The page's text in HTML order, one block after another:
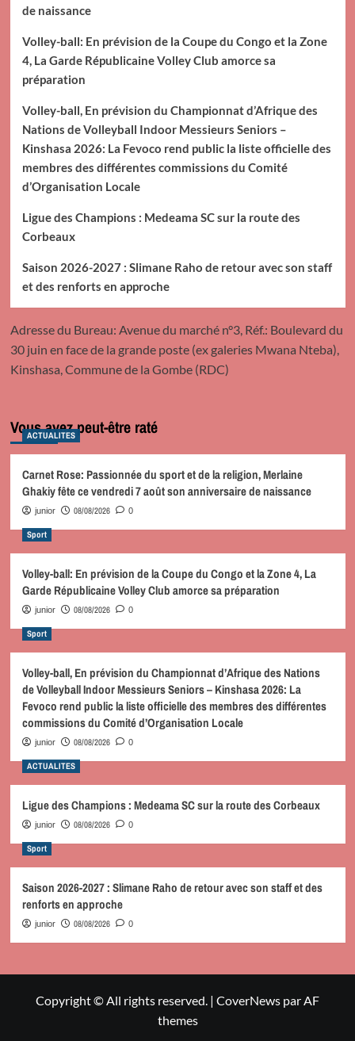
de naissance
Volley-ball: En prévision de la Coupe du Congo et la Zone
4, La Garde Républicaine Volley Club amorce sa
préparation
Volley-ball, En prévision du Championnat d’Afrique des
Nations de Volleyball Indoor Messieurs Seniors –
Kinshasa 2026: La Fevoco rend public la liste officielle des
membres des différentes commissions du Comité
d’Organisation Locale
Ligue des Champions : Medeama SC sur la route des
Corbeaux
Saison 2026-2027 : Slimane Raho de retour avec son staff
et des renforts en approche
Adresse du Bureau: Avenue du marché n°3, Réf.: Boulevard du
30 juin en face de la grande poste (ex galeries Mwana Nteba),
Kinshasa, Commune de la Gombe (RDC)
Vous avez peut-être raté
ACTUALITES
Carnet Rose: Passionnée du sport et de la religion, Merlaine
Ghakiy fête ce vendredi 7 août son anniversaire de naissance
junior 08/08/2026 0
Sport
Volley-ball: En prévision de la Coupe du Congo et la Zone 4, La
Garde Républicaine Volley Club amorce sa préparation
junior 08/08/2026 0
Sport
Volley-ball, En prévision du Championnat d’Afrique des Nations
de Volleyball Indoor Messieurs Seniors – Kinshasa 2026: La
Fevoco rend public la liste officielle des membres des différentes
commissions du Comité d’Organisation Locale
junior 08/08/2026 0
ACTUALITES
Ligue des Champions : Medeama SC sur la route des Corbeaux
junior 08/08/2026 0
Sport
Saison 2026-2027 : Slimane Raho de retour avec son staff et des
renforts en approche
junior 08/08/2026 0
Copyright © All rights reserved. | CoverNews par AF
themes